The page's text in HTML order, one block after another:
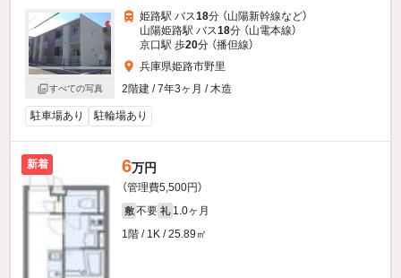
すべての写真
姫路駅 バス18分 （山陽新幹線など）
山陽姫路駅 バス18分 （山電本線）
京口駅 歩20分 （播但線）
兵庫県姫路市野里
2階建 / 7年3ヶ月 / 木造
駐車場あり 駐輪場あり
新着 6万円
（管理費5,500円）
敷 不要 礼 1.0ヶ月
1階 / 1K / 25.89㎡